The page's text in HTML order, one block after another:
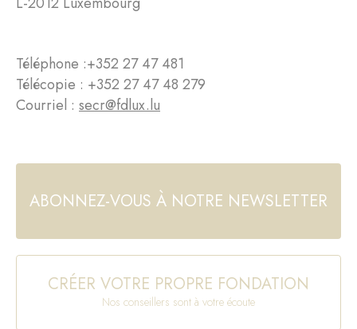
Téléphone :+352 27 47 481
Télécopie : +352 27 47 48 279
Courriel : secr@fdlux.lu
ABONNEZ-VOUS À NOTRE NEWSLETTER
CRÉER VOTRE PROPRE FONDATION
Nos conseillers sont à votre écoute